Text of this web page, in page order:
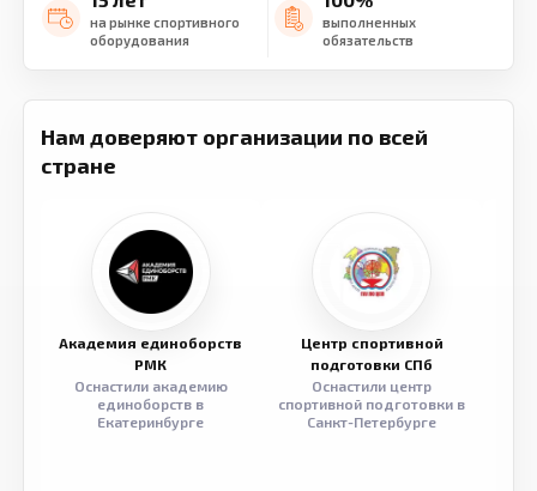
на рынке спортивного
оборудования
выполненных
обязательств
Нам доверяют организации по всей
стране
Академия единоборств
РМК
Оснастили академию
единоборств в
Екатеринбурге
Центр спортивной
подготовки СПб
Оснастили центр
спортивной подготовки в
Санкт-Петербурге